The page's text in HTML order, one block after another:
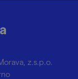
z.s.p.o.